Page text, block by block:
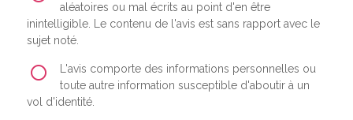
aléatoires ou mal écrits au point d'en être
inintelligible. Le contenu de l'avis est sans rapport avec le
sujet noté.
L'avis comporte des informations personnelles ou
toute autre information susceptible d'aboutir à un
vol d'identité.